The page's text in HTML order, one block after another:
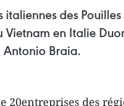
italiennes des
Vietnam en Italie
Antonio Braia.
20entreprises des